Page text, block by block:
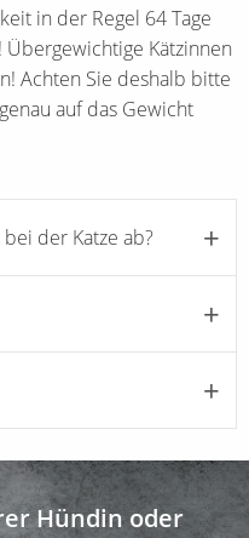
in der Regel 64 Tage
Übergewichtige Kätzinnen
Achten Sie deshalb bitte
auf das Gewicht
der Katze ab?
Hündin oder